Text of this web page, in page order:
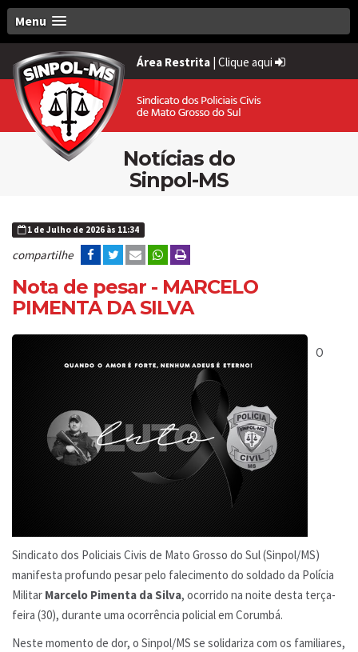
Menu
Área Restrita | Clique aqui
Notícias do
Sinpol-MS
1 de Julho de 2026 às 11:34
compartilhe
Nota de pesar - MARCELO
PIMENTA DA SILVA
O
Sindicato dos Policiais Civis de Mato Grosso do Sul (Sinpol/MS)
manifesta profundo pesar pelo falecimento do soldado da Polícia
Militar Marcelo Pimenta da Silva, ocorrido na noite desta terça-
feira (30), durante uma ocorrência policial em Corumbá.
Neste momento de dor, o Sinpol/MS se solidariza com os familiares,